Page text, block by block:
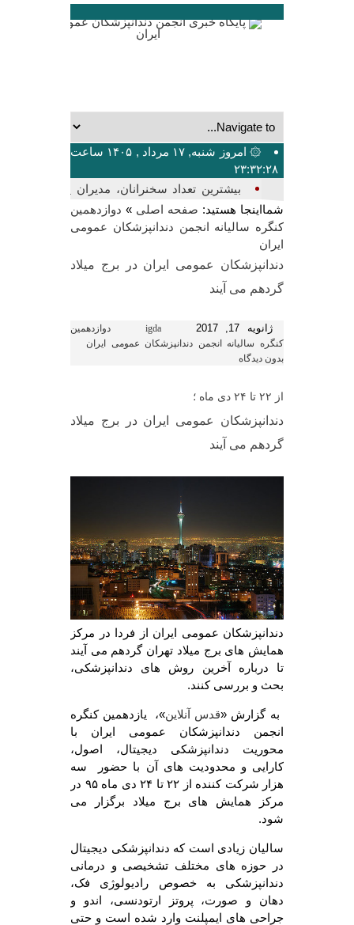
۞ امروز شنبه, ۱۷ مرداد , ۱۴۰۵ ساعت
۲۳:۳۲:۲۸
بیشترین تعداد سخنرانان، مدیران پانل،
سالن‌ها و پنل‌های_
شمااینجا هستید: صفحه اصلی » دوازدهمین
کنگره سالیانه انجمن دندانپزشکان عمومی
ایران
دندانپزشکان عمومی ایران در برج میلاد
گردهم می آیند
ژانویه 17, 2017 igda
دوازدهمین
کنگره سالیانه انجمن دندانپزشکان عمومی ایران
بدون دیدگاه
از ۲۲ تا ۲۴ دی ماه ؛
دندانپزشکان عمومی ایران در برج میلاد
گردهم می آیند
دندانپزشکان عمومی ایران از فردا در مرکز
همایش های برج میلاد تهران گردهم می آیند
تا درباره آخرین روش های دندانپزشکی،
بحث و بررسی کنند.
به گزارش «قدس آنلاین»، یازدهمین کنگره
انجمن دندانپزشکان عمومی ایران با
محوریت دندانپزشکی دیجیتال، اصول،
کارایی و محدودیت های آن با حضور سه
هزار شرکت کننده از ۲۲ تا ۲۴ دی ماه ۹۵ در
مرکز همایش های برج میلاد برگزار می
شود.
سالیان زیادی است که دندانپزشکی دیجیتال
در حوزه های مختلف تشخیصی و درمانی
دندانپزشکی به خصوص رادیولوژی فک،
دهان و صورت، پروتز ارتودنسی، اندو و
جراحی های ایمپلنت وارد شده است و حتی